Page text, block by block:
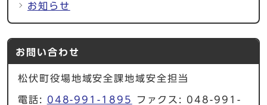
お知らせ
お問い合わせ
松伏町役場地域安全課地域安全担当
電話: 048-991-1895
ファクス: 048-991-